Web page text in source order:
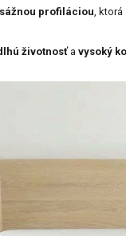
profiláciou ,
životnosťavysoký